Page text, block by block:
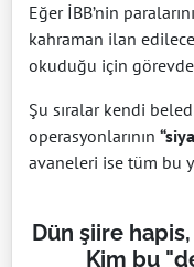
Eğer İBB’nin
kahraman ilan
okuduğu için
Şu sıralar kendi
operasyonlarının
avaneleri ise tüm bu
Dün şiire
Kim bu